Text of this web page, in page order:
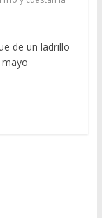
de un ladrillo